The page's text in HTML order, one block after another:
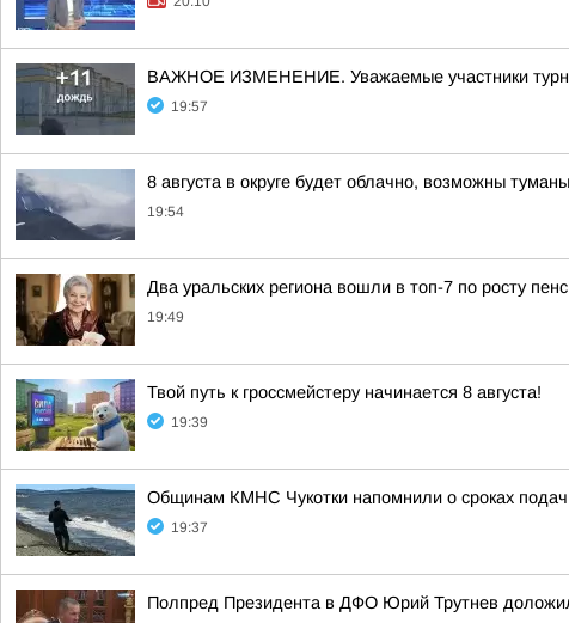
ВАЖНОЕ ИЗМЕНЕНИЕ. Уважаемые участники
19:57
8 августа в округе будет облачно, возможны
19:54
Два уральских региона вошли в топ-7 по росту
19:49
Твой путь к гроссмейстеру начинается 8 августа!
19:39
Общинам КМНС Чукотки напомнили о сроках
19:37
Полпред Президента в ДФО Юрий Трутнев